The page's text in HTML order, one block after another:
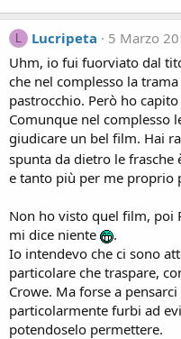
L Lucripeta
5 Marzo
Uhm, io fui fuorviato dal
che nel complesso la
pastrocchio. Però ho
Comunque nel complesso
giudicare un bel film. Hai
spunta da dietro le
e tanto più per me proprio
Non ho visto quel film, poi
mi dice niente
.
Io intendevo che ci sono
particolare che traspare,
Crowe. Ma forse a
particolarmente furbi ad
potendoselo permettere.